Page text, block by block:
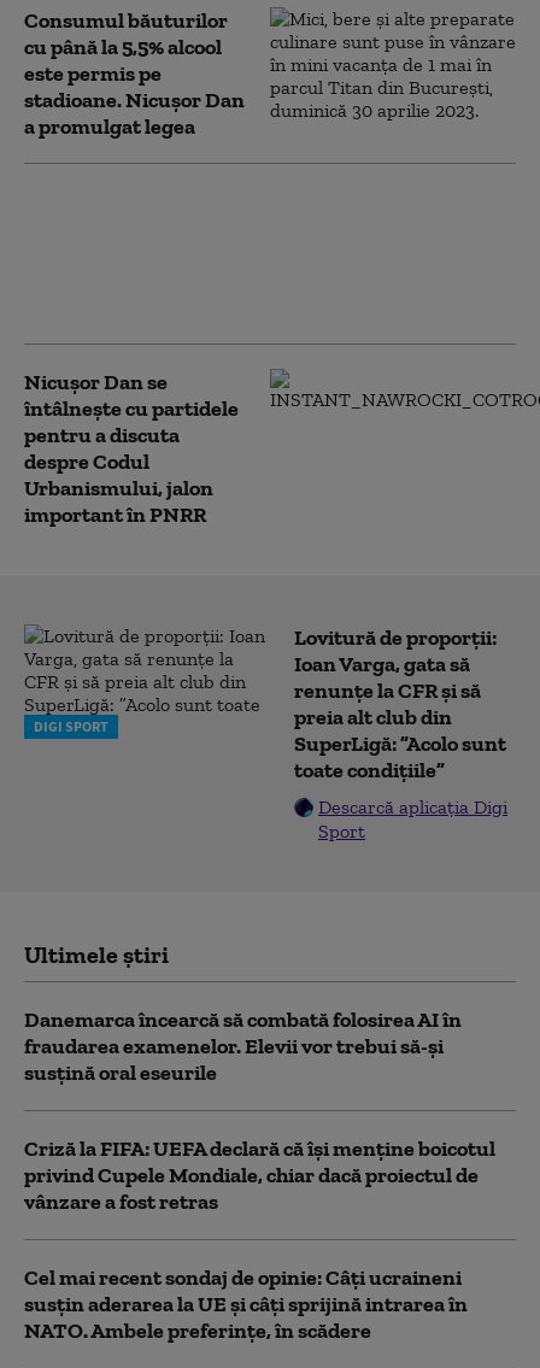
Consumul băuturilor
cu până la 5,5% alcool
este permis pe
stadioane. Nicușor Dan
a promulgat legea
Nicușor Dan se
întâlnește cu partidele
pentru a discuta
despre Codul
Urbanismului, jalon
important în PNRR
DIGI SPORT
Lovitură de proporții:
Ioan Varga, gata să
renunțe la CFR și să
preia alt club din
SuperLigă: ”Acolo sunt
toate condițiile”
Descarcă aplicația Digi
Sport
Ultimele știri
Danemarca încearcă să combată folosirea AI în
fraudarea examenelor. Elevii vor trebui să-şi
susţină oral eseurile
Criză la FIFA: UEFA declară că îşi menţine boicotul
privind Cupele Mondiale, chiar dacă proiectul de
vânzare a fost retras
Cel mai recent sondaj de opinie: Câți ucraineni
susțin aderarea la UE și câți sprijină intrarea în
NATO. Ambele preferințe, în scădere